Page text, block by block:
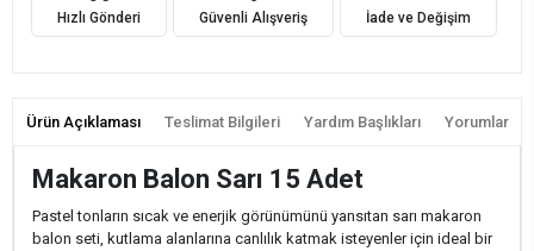
Hızlı Gönderi Güvenli Alışveriş İade ve Değişim
Ürün Açıklaması Teslimat Bilgileri Yardım Başlıkları Yorumlar
Makaron Balon Sarı 15 Adet
Pastel tonların sıcak ve enerjik görünümünü yansıtan sarı makaron
balon seti, kutlama alanlarına canlılık katmak isteyenler için ideal bir